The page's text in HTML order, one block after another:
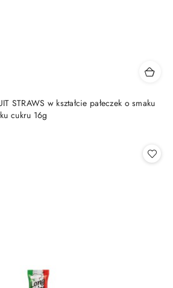
STRAWS w kształcie pałeczek o smaku
cukru 16g